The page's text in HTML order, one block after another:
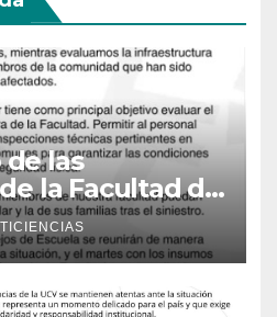
las
la Facultad de